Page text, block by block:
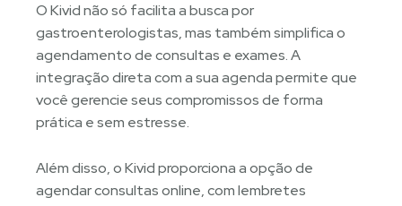
O Kivid não só facilita a busca por
gastroenterologistas, mas também simplifica o
agendamento de consultas e exames. A
integração direta com a sua agenda permite que
você gerencie seus compromissos de forma
prática e sem estresse.
Além disso, o Kivid proporciona a opção de
agendar consultas online, com lembretes